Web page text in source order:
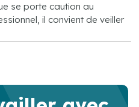
se porte caution au
il convient de veiller